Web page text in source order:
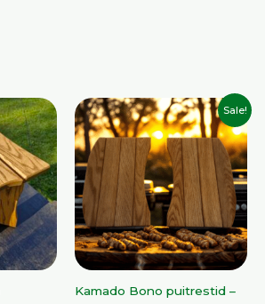
Sale!
Kamado Bono puitrestid –
Algne
hind
oli:
70,00 €.
Praegune
hind
on:
59,00 €.